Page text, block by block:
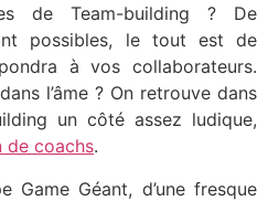
de Team-building ? De
possibles, le tout est de
à vos collaborateurs.
l’âme ? On retrouve dans
un côté assez ludique,
de coachs.
Game Géant, d’une fresque